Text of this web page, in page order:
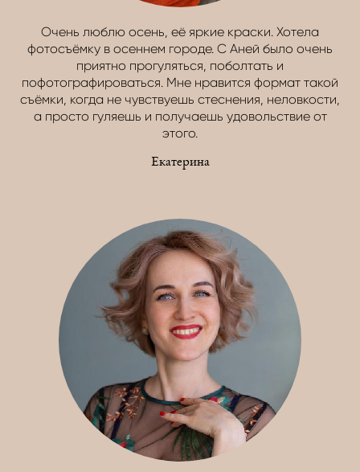
Очень люблю осень, её яркие краски. Хотела
фотосъёмку в осеннем городе. С Аней было очень
приятно прогуляться, поболтать и
пофотографироваться. Мне нравится формат такой
съёмки, когда не чувствуешь стеснения, неловкости,
а просто гуляешь и получаешь удовольствие от
этого.
Екатерина